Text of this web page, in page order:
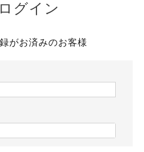
ログイン
がお済みのお客様